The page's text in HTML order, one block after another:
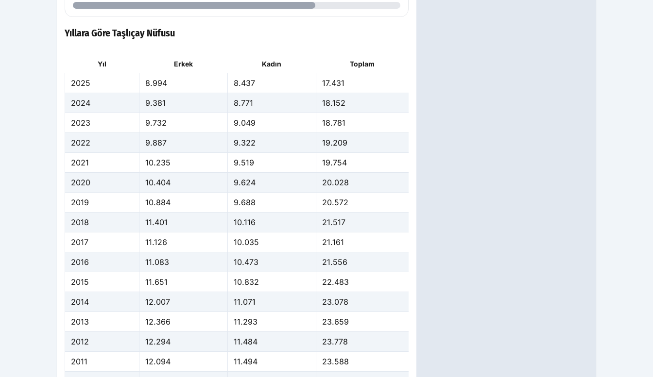
Yıllara Göre Taşlıçay Nüfusu
Yıl Erkek Kadın Toplam
2025 8.994 8.437 17.431
2024 9.381 8.771 18.152
2023 9.732 9.049 18.781
2022 9.887 9.322 19.209
2021 10.235 9.519 19.754
2020 10.404 9.624 20.028
2019 10.884 9.688 20.572
2018 11.401 10.116 21.517
2017 11.126 10.035 21.161
2016 11.083 10.473 21.556
2015 11.651 10.832 22.483
2014 12.007 11.071 23.078
2013 12.366 11.293 23.659
2012 12.294 11.484 23.778
2011 12.094 11.494 23.588